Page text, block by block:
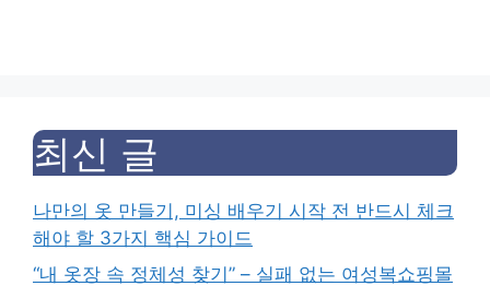
최신 글
나만의 옷 만들기, 미싱 배우기 시작 전 반드시 체크
해야 할 3가지 핵심 가이드
“내 옷장 속 정체성 찾기” – 실패 없는 여성복쇼핑몰